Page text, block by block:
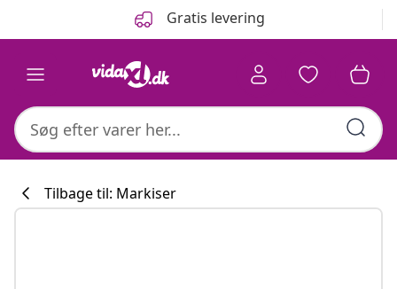
Gratis levering
Tilbage til: Markiser